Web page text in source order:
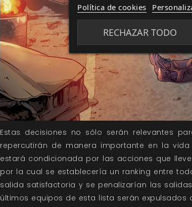
Estas decisiones no sólo serán relevantes
repercutirán de manera importante en la
estará condicionada por las acciones que
por la cual se establecería un ranking entre
salida satisfactoria y se penalizarían las
últimos equipos de esta lista serán
Política de cookies
RECHAZAR TODO